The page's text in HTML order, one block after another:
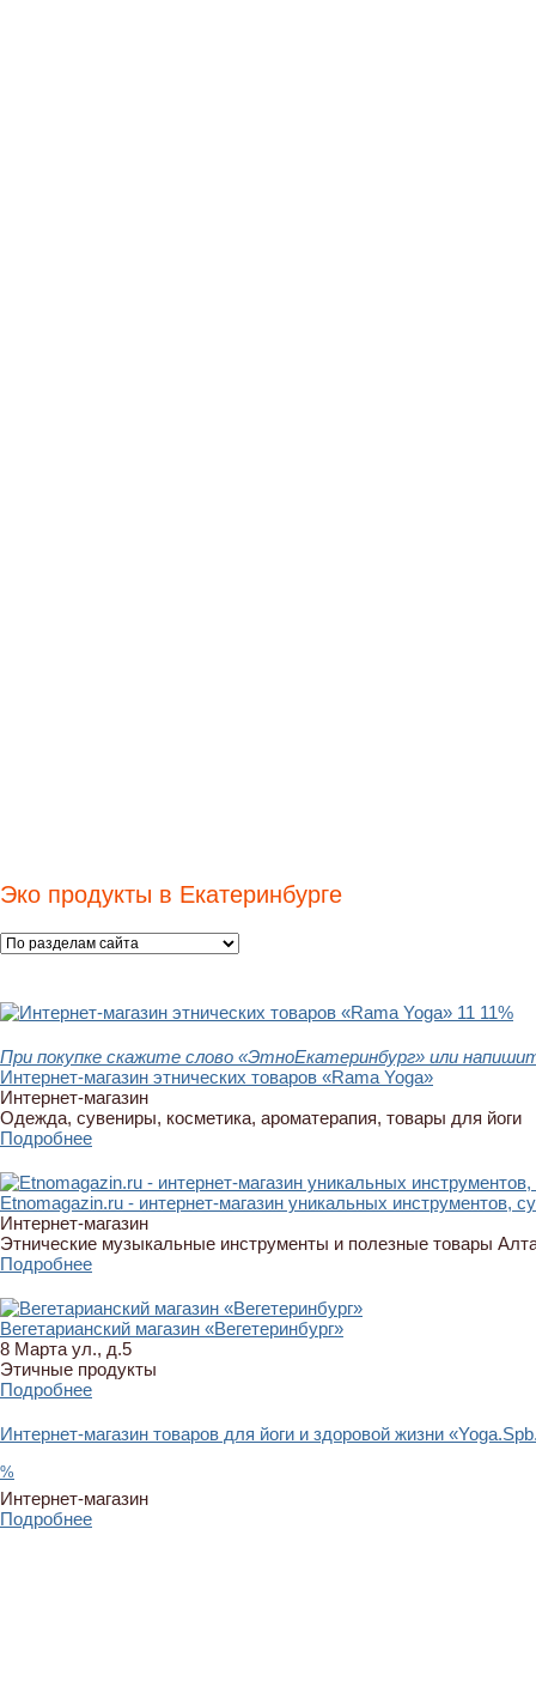
Эко продукты в Екатеринбурге
11 11%
При покупке скажите слово «ЭтноЕкатеринбург» или
Интернет-магазин этнических товаров «Rama Yoga»
Интернет-магазин
Одежда, сувениры, косметика, ароматерапия, товары для йоги
Подробнее
Etnomagazin.ru - интернет-магазин уникальных инструментов,
Интернет-магазин
Этнические музыкальные инструменты и полезные товары
Подробнее
Вегетарианский магазин «Вегетеринбург»
8 Марта ул., д.5
Этичные продукты
Подробнее
Интернет-магазин товаров для йоги и здоровой жизни
%
Интернет-магазин
Подробнее